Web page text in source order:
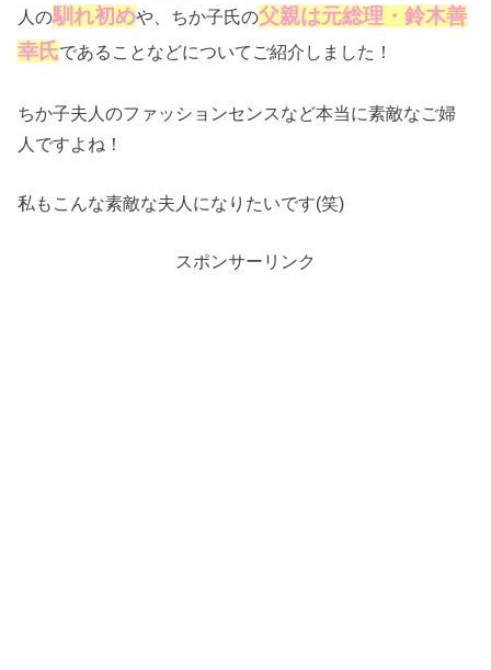
人の馴れ初めや、ちか子氏の父親は元総理・鈴木善
幸氏であることなどについてご紹介しました！
ちか子夫人のファッションセンスなど本当に素敵なご婦
人ですよね！
私もこんな素敵な夫人になりたいです(笑)
スポンサーリンク